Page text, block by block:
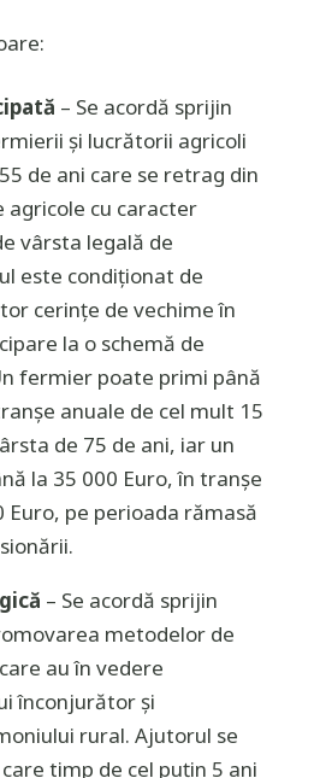
:
– Se acordă sprijin
şi lucrătorii agricoli
de ani care se retrag din
cu caracter
vârsta legală de
este condiţionat de
cerinţe de vechime în
la o schemă de
fermier poate primi până
anuale de cel mult 15
de 75 de ani, iar un
la 35 000 Euro, în tranşe
Euro, pe perioada rămasă
– Se acordă sprijin
metodelor de
au în vedere
înconjurător şi
rural. Ajutorul se
timp de cel puţin 5 ani